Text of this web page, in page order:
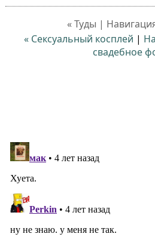
« Туды |
« Сексуальный косплей |
свадебное